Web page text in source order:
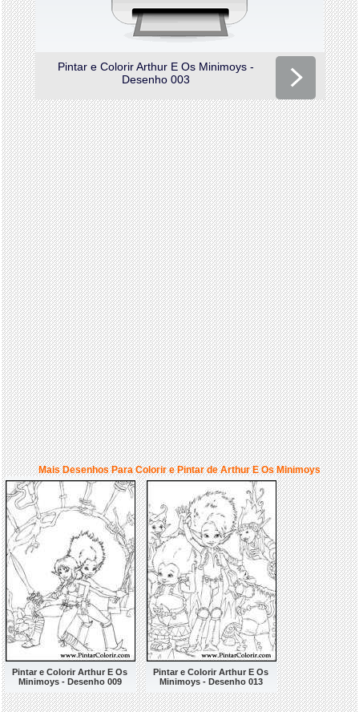
Pintar e Colorir Arthur E Os Minimoys -
Desenho 003
Mais Desenhos Para Colorir e Pintar de Arthur E Os Minimoys
Pintar e Colorir Arthur E Os
Minimoys - Desenho 009
Pintar e Colorir Arthur E Os
Minimoys - Desenho 013